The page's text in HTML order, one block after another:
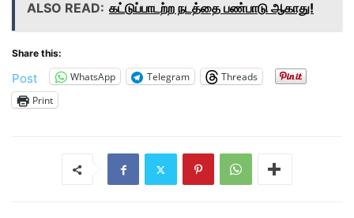
ALSO READ: கட்டுப்பாடற்ற நடத்தை பண்பாடு ஆகாது!
Share this:
Post WhatsApp Telegram
Threads
Print